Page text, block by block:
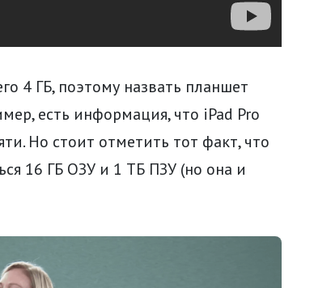
4 ГБ, поэтому назвать планшет
есть информация, что iPad Pro
Но стоит отметить тот факт, что
16 ГБ ОЗУ и 1 ТБ ПЗУ (но она и